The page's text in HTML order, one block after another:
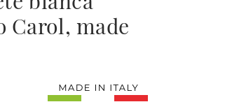
Carol, made